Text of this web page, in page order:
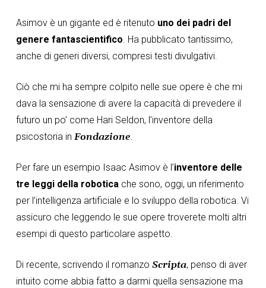
Asimov è un gigante ed è ritenuto uno dei padri del
genere fantascientifico. Ha pubblicato tantissimo,
anche di generi diversi, compresi testi divulgativi.
Ciò che mi ha sempre colpito nelle sue opere è che mi
dava la sensazione di avere la capacità di prevedere il
futuro un po’ come Hari Seldon, l’inventore della
psicostoria in Fondazione.
Per fare un esempio Isaac Asimov è l’inventore delle
tre leggi della roboticache sono, oggi, un riferimento
per l’intelligenza artificiale e lo sviluppo della robotica. Vi
assicuro che leggendo le sue opere troverete molti altri
esempi di questo particolare aspetto.
Di recente, scrivendo il romanzo Scripta, penso di aver
intuito come abbia fatto a darmi quella sensazione ma